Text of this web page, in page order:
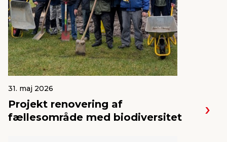
31. maj 2026
Projekt renovering af
fællesområde med biodiversitet